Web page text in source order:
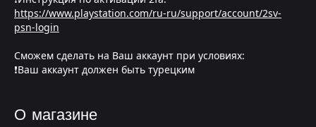
https://www.playstation.com/ru-ru/support/account/2sv-
psn-login
Сможем сделать на Ваш аккаунт при условиях:
❗Ваш аккаунт должен быть турецким
О магазине